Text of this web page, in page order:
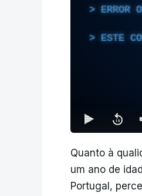
ERROR
ESTE
Quanto à
um ano de
Portugal,